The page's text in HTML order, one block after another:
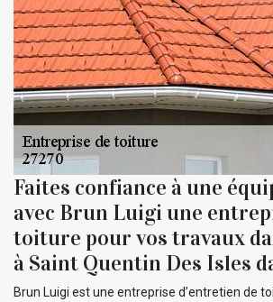
Faites confiance à une
avec Brun Luigi une
toiture pour vos travaux
à Saint Quentin Des Isles
Brun Luigi est une entreprise d’entretien de